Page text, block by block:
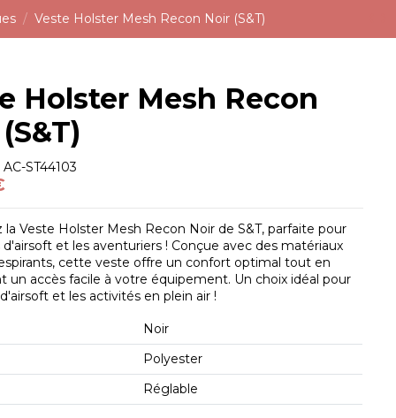
Veste Holster Mesh Recon Noir (S&T)
Holster Mesh Recon
AC-ST44103
la Veste Holster Mesh Recon Noir de S&T, parfaite pour
d'airsoft et les aventuriers ! Conçue avec des matériaux
cette veste offre un confort optimal tout en
un accès facile à votre équipement. Un choix idéal pour
et les activités en plein air !
Noir
Polyester
Réglable